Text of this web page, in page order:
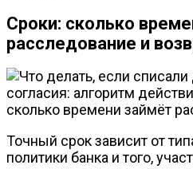
Сроки: сколько
расследование и
Точный срок зависит от
политики банка и того,